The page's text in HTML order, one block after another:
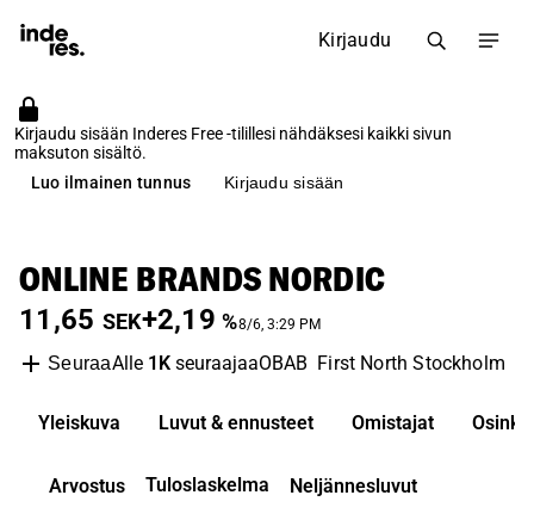
Kirjaudu
Kirjaudu sisään Inderes Free -tilillesi nähdäksesi kaikki sivun
maksuton sisältö.
Luo ilmainen tunnus
Kirjaudu sisään
ONLINE BRANDS NORDIC
11,65 SEK+2,19 %8/6, 3:29 PM
SeuraaAlle 1KseuraajaaOBAB First North Stockholm
Yleiskuva Luvut & ennusteet Omistajat Osinko
Arvostus Tuloslaskelma Neljännesluvut